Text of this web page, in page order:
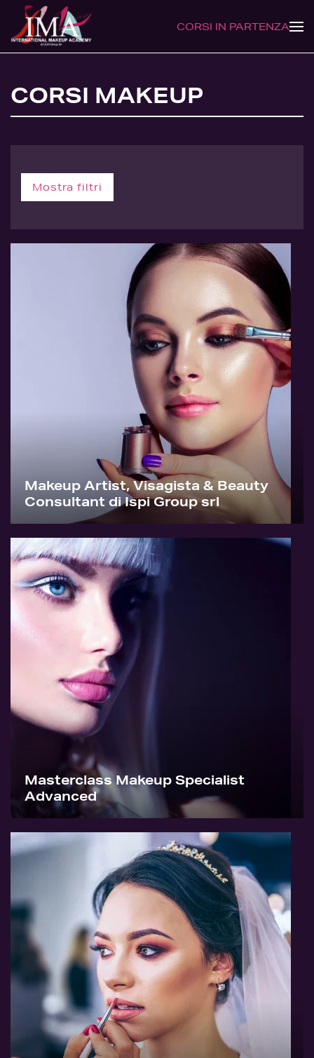
CORSI IN PARTENZA
CORSI MAKEUP
Mostra filtri
Makeup Artist, Visagista & Beauty
Consultant di Ispi Group srl
Masterclass Makeup Specialist
Advanced